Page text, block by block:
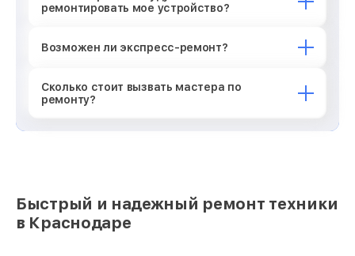
ремонтировать мое устройство?
Возможен ли экспресс-ремонт?
Сколько стоит вызвать мастера по
ремонту?
Быстрый и надежный ремонт техники
в Краснодаре